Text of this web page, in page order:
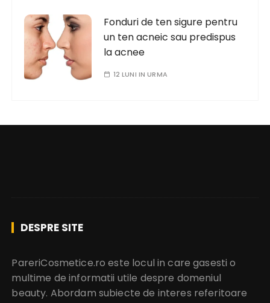
Fonduri de ten sigure pentru
un ten acneic sau predispus
la acnee
12 LUNI IN URMA
DESPRE SITE
PareriCosmetice.ro este locul in care gasesti o
multime de informatii utile despre domeniul
beauty. Abordam subiecte de interes referitoare